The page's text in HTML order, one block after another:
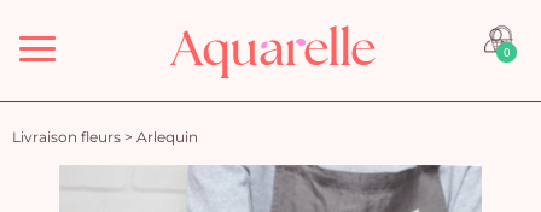
Menu 0
Livraison fleurs > Arlequin